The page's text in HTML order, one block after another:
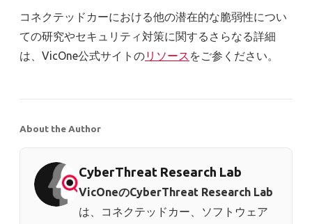
コネクテッドカーにおける他の潜在的な脆弱性につい
ての研究やセキュリティ対策に関するさらなる詳細
は、VicOne公式サイトのリソース をご参ください。
About the Author
CyberThreat Research Lab
VicOneのCyberThreat Research Lab
は、コネクテッドカー、ソフトウェア